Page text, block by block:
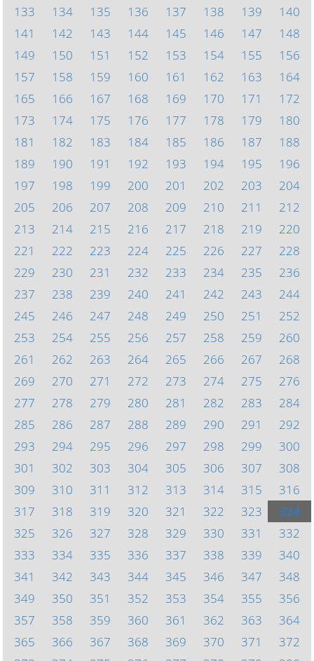
133
134 135 136 137 138 139
140
141
142 143 144 145 146 147
148
149
150 151 152 153 154 155
156
157
158 159 160 161 162 163
164
165
166 167 168 169 170 171
172
173
174 175 176 177 178 179
180
181
182 183 184 185 186 187
188
189
190 191 192 193 194 195
196
197
198 199 200 201 202 203
204
205
206 207 208 209 210 211
212
213
214 215 216 217 218 219
220
221
222 223 224 225 226 227
228
229
230 231 232 233 234 235
236
237
238 239 240 241 242 243
244
245
246 247 248 249 250 251
252
253
254 255 256 257 258 259
260
261
262 263 264 265 266 267
268
269
270 271 272 273 274 275
276
277
278 279 280 281 282 283
284
285
286 287 288 289 290 291
292
293
294 295 296 297 298 299
300
301
302 303 304 305 306 307
308
309
310 311 312 313 314 315
316
317
318 319 320 321 322 323
324
325
326 327 328 329 330 331
332
333
334 335 336 337 338 339
340
341
342 343 344 345 346 347
348
349
350 351 352 353 354 355
356
357
358 359 360 361 362 363
364
365
366 367 368 369 370 371
372